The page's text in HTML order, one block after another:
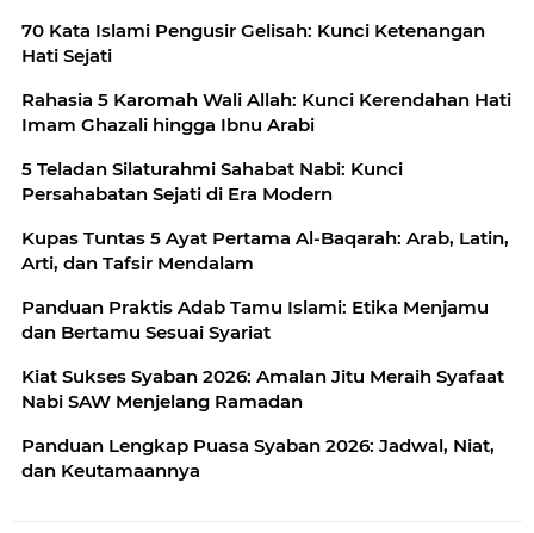
70 Kata Islami Pengusir Gelisah: Kunci Ketenangan
Hati Sejati
Rahasia 5 Karomah Wali Allah: Kunci Kerendahan Hati
Imam Ghazali hingga Ibnu Arabi
5 Teladan Silaturahmi Sahabat Nabi: Kunci
Persahabatan Sejati di Era Modern
Kupas Tuntas 5 Ayat Pertama Al-Baqarah: Arab, Latin,
Arti, dan Tafsir Mendalam
Panduan Praktis Adab Tamu Islami: Etika Menjamu
dan Bertamu Sesuai Syariat
Kiat Sukses Syaban 2026: Amalan Jitu Meraih Syafaat
Nabi SAW Menjelang Ramadan
Panduan Lengkap Puasa Syaban 2026: Jadwal, Niat,
dan Keutamaannya